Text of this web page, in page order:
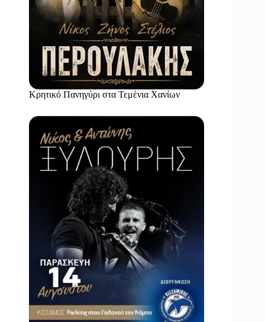
Κρητικό Πανηγύρι στα Τεμένια Χανίων